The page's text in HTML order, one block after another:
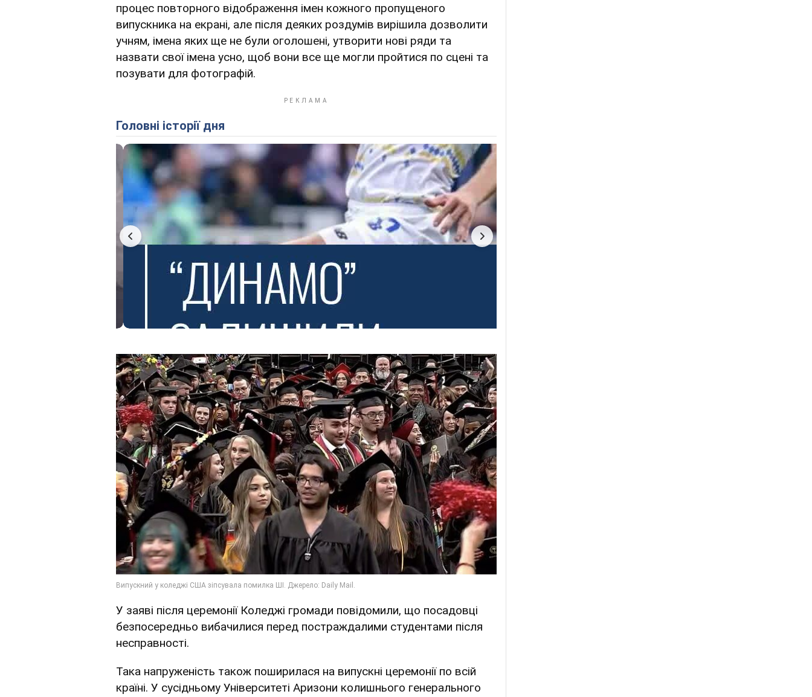
процес повторного відображення імен кожного пропущеного
випускника на екрані, але після деяких роздумів вирішила дозволити
учням, імена яких ще не були оголошені, утворити нові ряди та
назвати свої імена усно, щоб вони все ще могли пройтися по сцені та
позувати для фотографій.
Головні історії дня
У заяві після церемонії Коледжі громади повідомили, що посадовці
безпосередньо вибачилися перед постраждалими студентами після
несправності.
Така напруженість також поширилася на випускні церемонії по всій
країні. У сусідньому Університеті Аризони колишнього генерального